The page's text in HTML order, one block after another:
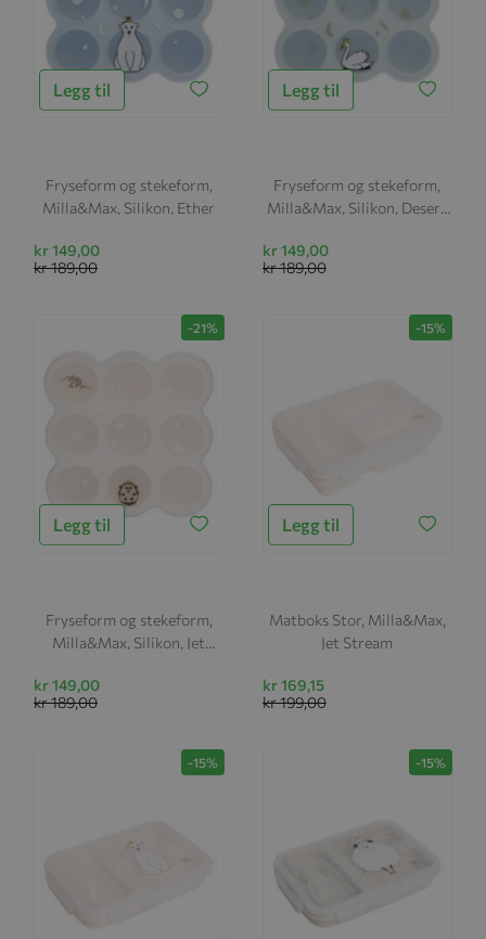
Legg til
Fryseform og stekeform,
Milla&Max, Silikon, Ether
kr 149,00
kr 189,00
Legg til
Fryseform og stekeform,
Milla&Max, Silikon, Desert
kr 149,00
kr 189,00
-21%
Legg til
Fryseform og stekeform,
Milla&Max, Silikon, Jet
kr 149,00
kr 189,00
-15%
Legg til
Matboks Stor, Milla&Max,
Jet Stream
kr 169,15
kr 199,00
-15% -15%